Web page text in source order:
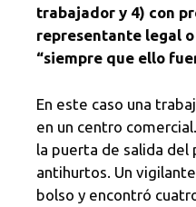
trabajador y 4) con
representante legal
“siempre que ello
En este caso una
en un centro
la puerta de salida del
antihurtos. Un
bolso y encontró